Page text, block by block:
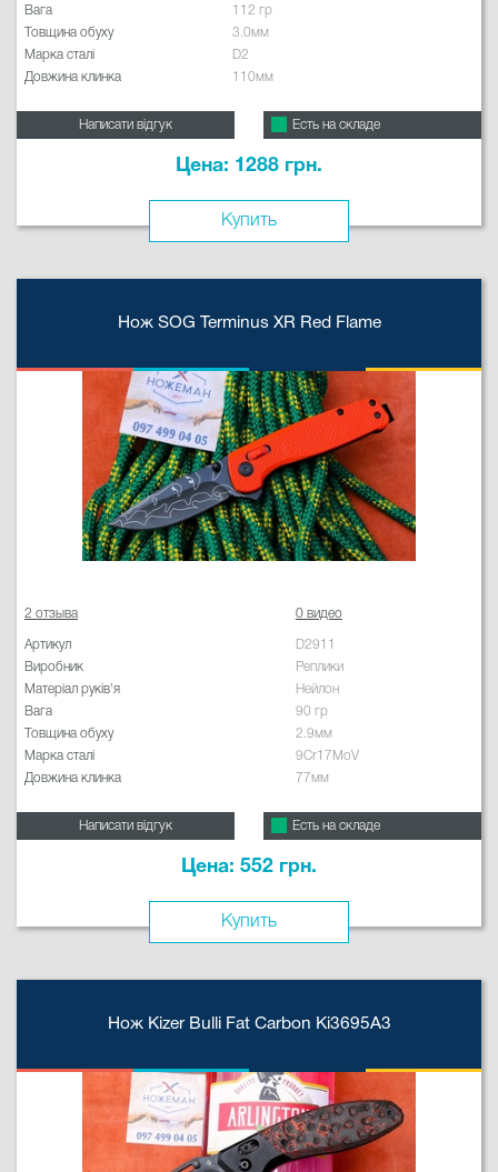
Вага
112 гр
Товщина обуху
3.0мм
Марка сталі
D2
Довжина клинка
110мм
Написати відгук Есть на складе
Цена: 1288 грн.
Купить
Нож SOG Terminus XR Red Flame
2 отзыва 0 видео
Артикул
D2911
Виробник
Реплики
Матеріал руків'я
Нейлон
Вага
90 гр
Товщина обуху
2.9мм
Марка сталі
9Cr17MoV
Довжина клинка
77мм
Написати відгук Есть на складе
Цена: 552 грн.
Купить
Нож Kizer Bulli Fat Carbon Ki3695A3